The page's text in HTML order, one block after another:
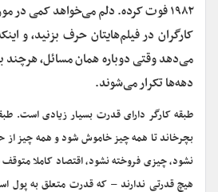
۱۹۸۲ فوت کرده. دلم می‌خواهد کمی در
کارگران در فیلم‌هایتان حرف بزنید، و
می‌دهد وقتی دوباره همان مسائل، هرچند
دهه‌ها تکرار می‌شوند.
طبقه کارگر دارای قدرت بسیار زیادی است.
بچرخاند تا همه چیز خاموش شود و همه چیز از
نشود، چیزی فروخته نشود، اقتصاد کاملا متوقف
هیچ قدرتی ندارند – که قدرت متعلق به پول